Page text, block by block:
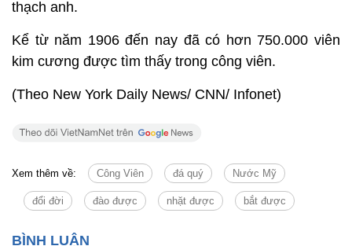
thạch anh.
Kể từ năm 1906 đến nay đã có hơn 750.000 viên
kim cương được tìm thấy trong công viên.
(Theo New York Daily News/ CNN/ Infonet)
Xem thêm về: Công Viên đá quý Nước Mỹ
đổi đời đào được nhặt được bắt được